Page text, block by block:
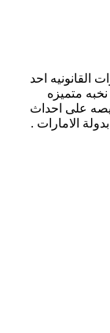
القانونيه احد
نخبه متميزه
على احداث
الامارات .